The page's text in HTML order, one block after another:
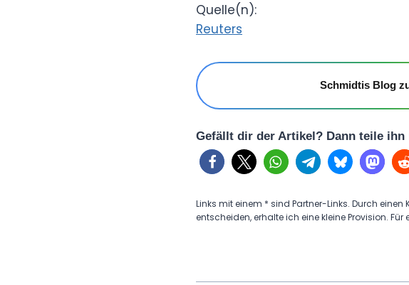
Quelle(n):
Reuters
Schmidtis Blog
Gefällt dir der Artikel? Dann teile ihn
Links mit einem * sind Partner-Links. Durch
entscheiden, erhalte ich eine kleine Provision.